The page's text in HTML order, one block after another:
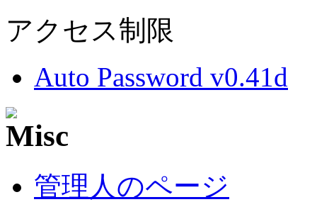
アクセス制限
Auto Password v0.41d
管理人のページ